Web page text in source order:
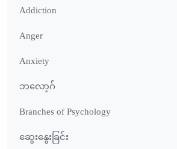
Addiction
Anger
Anxiety
ဘလော့ဂ်
Branches of Psychology
ဆွေးနွေးခြင်း